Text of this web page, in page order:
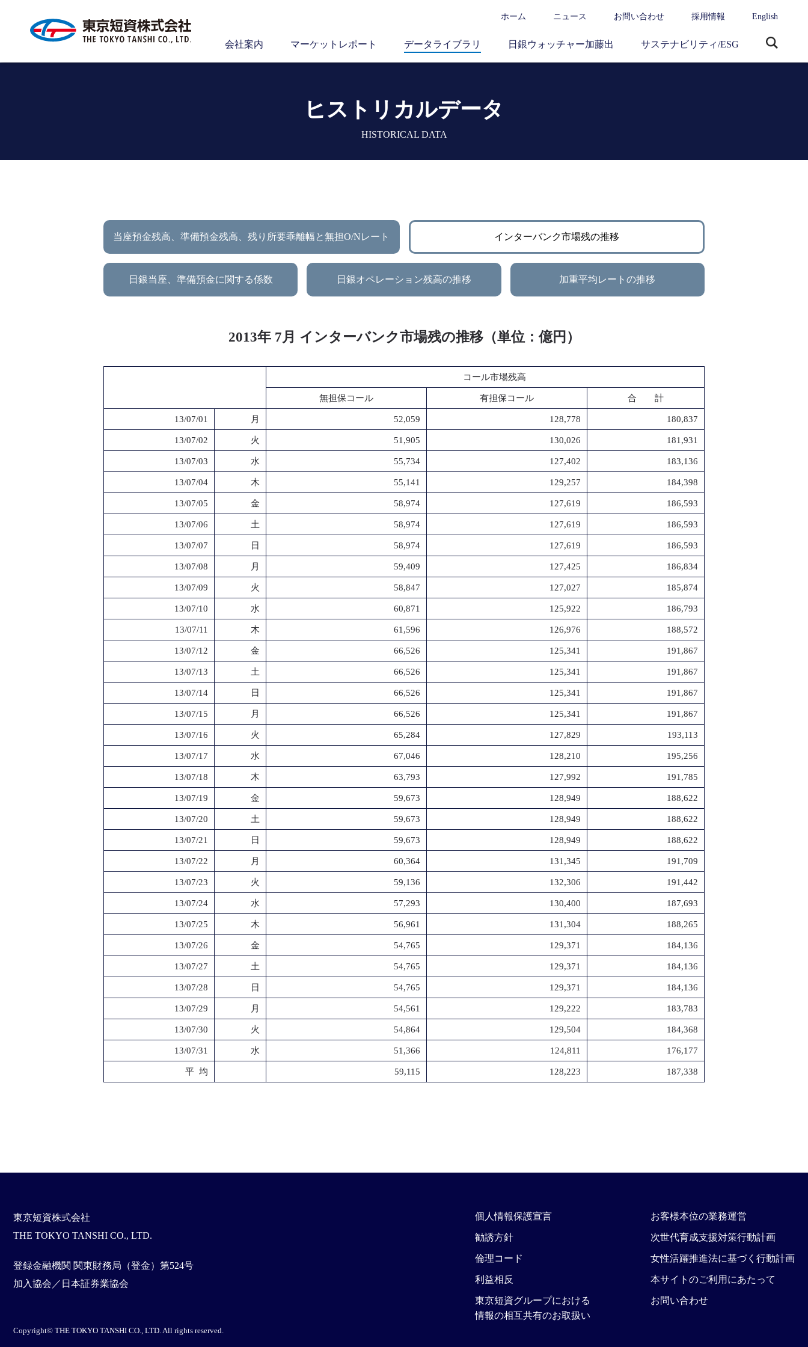
ホーム ニュース お問い合わせ 採用情報 English
会社案内 マーケットレポート データライブラリ 日銀ウォッチャー加藤出 サステナビリティ/ESG
ヒストリカルデータ
HISTORICAL DATA
当座預金残高、準備預金残高、残り所要乖離幅と無担O/Nレート インターバンク市場残の推移
日銀当座、準備預金に関する係数 日銀オペレーション残高の推移 加重平均レートの推移
2013年 7月 インターバンク市場残の推移（単位：億円）
コール市場残高
無担保コール 有担保コール 合 計
13/07/01 月 52,059 128,778 180,837
13/07/02 火 51,905 130,026 181,931
13/07/03 水 55,734 127,402 183,136
13/07/04 木 55,141 129,257 184,398
13/07/05 金 58,974 127,619 186,593
13/07/06 土 58,974 127,619 186,593
13/07/07 日 58,974 127,619 186,593
13/07/08 月 59,409 127,425 186,834
13/07/09 火 58,847 127,027 185,874
13/07/10 水 60,871 125,922 186,793
13/07/11 木 61,596 126,976 188,572
13/07/12 金 66,526 125,341 191,867
13/07/13 土 66,526 125,341 191,867
13/07/14 日 66,526 125,341 191,867
13/07/15 月 66,526 125,341 191,867
13/07/16 火 65,284 127,829 193,113
13/07/17 水 67,046 128,210 195,256
13/07/18 木 63,793 127,992 191,785
13/07/19 金 59,673 128,949 188,622
13/07/20 土 59,673 128,949 188,622
13/07/21 日 59,673 128,949 188,622
13/07/22 月 60,364 131,345 191,709
13/07/23 火 59,136 132,306 191,442
13/07/24 水 57,293 130,400 187,693
13/07/25 木 56,961 131,304 188,265
13/07/26 金 54,765 129,371 184,136
13/07/27 土 54,765 129,371 184,136
13/07/28 日 54,765 129,371 184,136
13/07/29 月 54,561 129,222 183,783
13/07/30 火 54,864 129,504 184,368
13/07/31 水 51,366 124,811 176,177
平 均 59,115 128,223 187,338
東京短資株式会社
THE TOKYO TANSHI CO., LTD.
登録金融機関 関東財務局（登金）第524号
加入協会／日本証券業協会
個人情報保護宣言
勧誘方針
倫理コード
利益相反
東京短資グループにおける
情報の相互共有のお取扱い
お客様本位の業務運営
次世代育成支援対策行動計画
女性活躍推進法に基づく行動計画
本サイトのご利用にあたって
お問い合わせ
Copyright© THE TOKYO TANSHI CO., LTD. All rights reserved.